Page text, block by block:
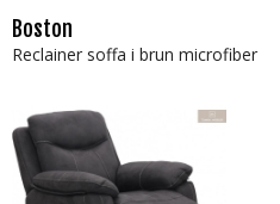
Boston
Reclainer soffa i brun microfiber